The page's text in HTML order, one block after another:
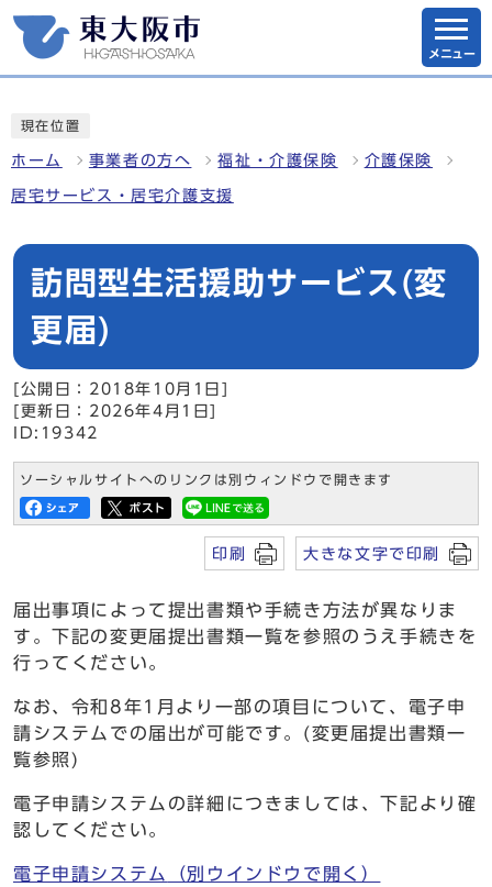
メニュー
現在位置
ホーム 事業者の方へ 福祉・介護保険 介護保険
居宅サービス・居宅介護支援
訪問型生活援助サービス(変
更届)
[公開日：2018年10月1日]
[更新日：2026年4月1日]
ID:19342
ソーシャルサイトへのリンクは別ウィンドウで開きます
印刷 大きな文字で印刷
届出事項によって提出書類や手続き方法が異なりま
す。下記の変更届提出書類一覧を参照のうえ手続きを
行ってください。
なお、令和8年1月より一部の項目について、電子申
請システムでの届出が可能です。(変更届提出書類一
覧参照)
電子申請システムの詳細につきましては、下記より確
認してください。
電子申請システム （別ウインドウで開く）